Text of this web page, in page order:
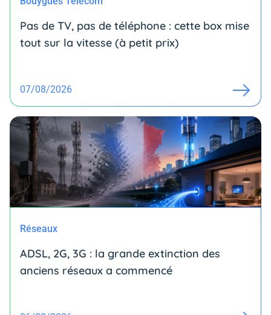
Pas de TV, pas de téléphone : cette box mise
tout sur la vitesse (à petit prix)
07/08/2026
Réseaux
ADSL, 2G, 3G : la grande extinction des
anciens réseaux a commencé